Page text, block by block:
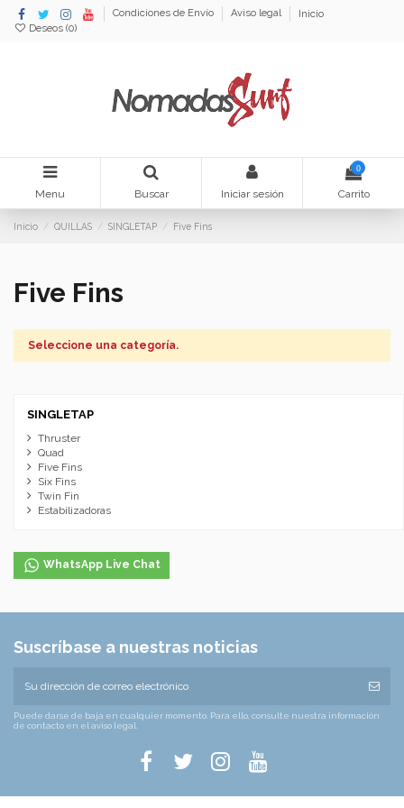
Condiciones de Envío Aviso legal
Inicio
Deseos (0)
Menu Buscar Iniciar sesión
0
Carrito
Inicio QUILLAS SINGLETAP Five Fins
Five Fins
Seleccione una categoría.
SINGLETAP
Thruster
Quad
Five Fins
Six Fins
Twin Fin
Estabilizadoras
WhatsApp Live Chat
Suscríbase a nuestras noticias
Puede darse de baja en cualquier momento. Para ello, consulte nuestra información
de contacto en el aviso legal.